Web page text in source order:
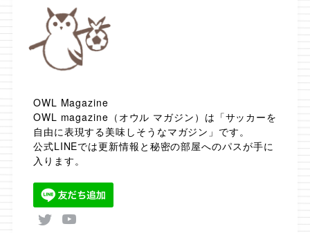
OWL Magazine
OWL magazine（オウル マガジン）は「サッカーを
自由に表現する美味しそうなマガジン」です。
公式LINEでは更新情報と秘密の部屋へのパスが手に
入ります。